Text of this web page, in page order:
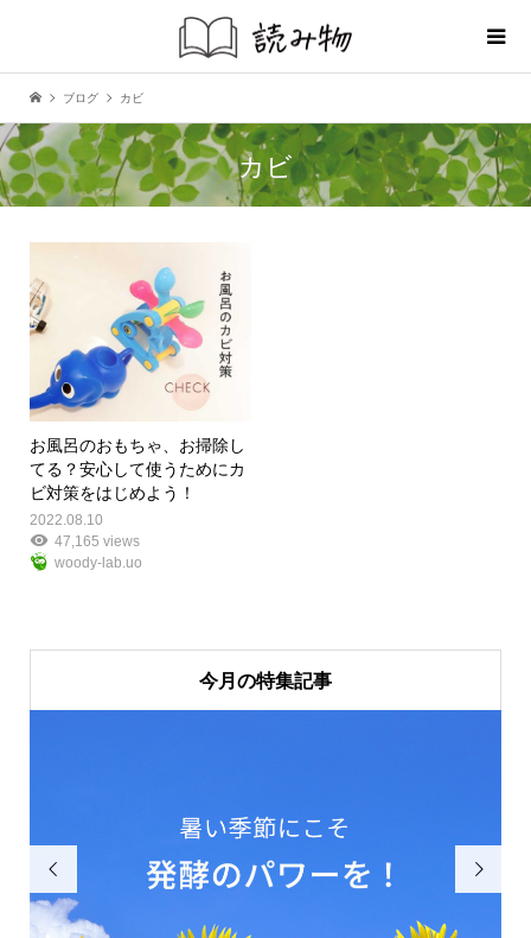
ブログ カビ
カビ
お風呂のおもちゃ、お掃除し
てる？安心して使うためにカ
ビ対策をはじめよう！
2022.08.10
47,165 views
woody-lab.uo
今月の特集記事
 